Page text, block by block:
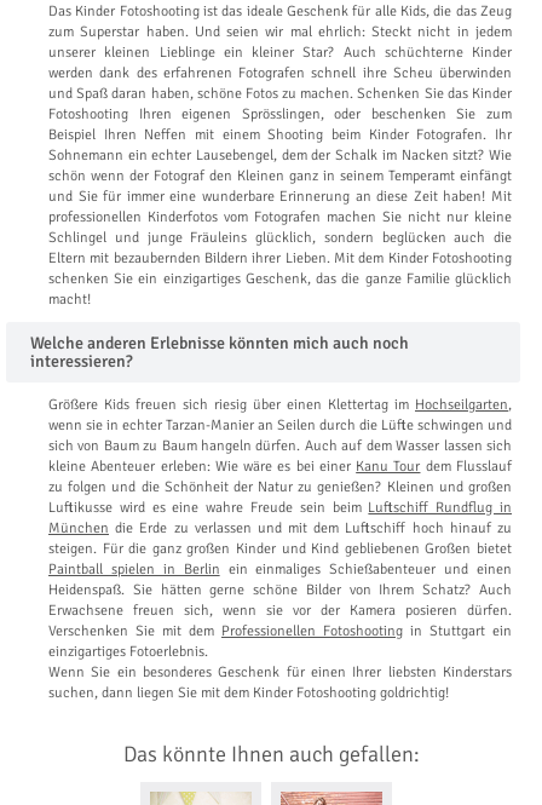
Das Kinder Fotoshooting ist das ideale Geschenk für alle Kids, die das Zeug
zum Superstar haben. Und seien wir mal ehrlich: Steckt nicht in jedem
unserer kleinen Lieblinge ein kleiner Star? Auch schüchterne Kinder
werden dank des erfahrenen Fotografen schnell ihre Scheu überwinden
und Spaß daran haben, schöne Fotos zu machen. Schenken Sie das Kinder
Fotoshooting Ihren eigenen Sprösslingen, oder beschenken Sie zum
Beispiel Ihren Neffen mit einem Shooting beim Kinder Fotografen. Ihr
Sohnemann ein echter Lausebengel, dem der Schalk im Nacken sitzt? Wie
schön wenn der Fotograf den Kleinen ganz in seinem Temperamt einfängt
und Sie für immer eine wunderbare Erinnerung an diese Zeit haben! Mit
professionellen Kinderfotos vom Fotografen machen Sie nicht nur kleine
Schlingel und junge Fräuleins glücklich, sondern beglücken auch die
Eltern mit bezaubernden Bildern ihrer Lieben. Mit dem Kinder Fotoshooting
schenken Sie ein einzigartiges Geschenk, das die ganze Familie glücklich
macht!
Welche anderen Erlebnisse könnten mich auch noch
interessieren?
Größere Kids freuen sich riesig über einen Klettertag im Hochseilgarten,
wenn sie in echter Tarzan-Manier an Seilen durch die Lüfte schwingen und
sich von Baum zu Baum hangeln dürfen. Auch auf dem Wasser lassen sich
kleine Abenteuer erleben: Wie wäre es bei einer Kanu Tour dem Flusslauf
zu folgen und die Schönheit der Natur zu genießen? Kleinen und großen
Luftikusse wird es eine wahre Freude sein beim Luftschiff Rundflug in
München die Erde zu verlassen und mit dem Luftschiff hoch hinauf zu
steigen. Für die ganz großen Kinder und Kind gebliebenen Großen bietet
Paintball spielen in Berlin ein einmaliges Schießabenteuer und einen
Heidenspaß. Sie hätten gerne schöne Bilder von Ihrem Schatz? Auch
Erwachsene freuen sich, wenn sie vor der Kamera posieren dürfen.
Verschenken Sie mit dem Professionellen Fotoshooting in Stuttgart ein
einzigartiges Fotoerlebnis.
Wenn Sie ein besonderes Geschenk für einen Ihrer liebsten Kinderstars
suchen, dann liegen Sie mit dem Kinder Fotoshooting goldrichtig!
Das könnte Ihnen auch gefallen: